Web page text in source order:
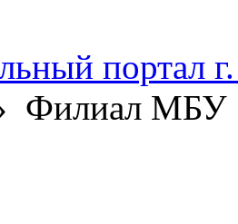
портал
Филиал МБУ